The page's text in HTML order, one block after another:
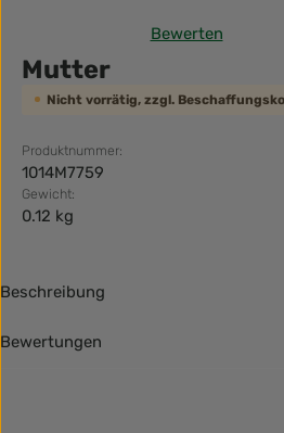
Durchschnittliche Bewertung von
Bewerten
Mutter
Nicht vorrätig, zzgl.
Produktnummer:
1014M7759
Gewicht:
0.12 kg
Beschreibung
Bewertungen